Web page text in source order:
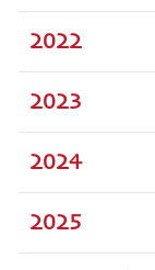
2022
2023
2024
2025